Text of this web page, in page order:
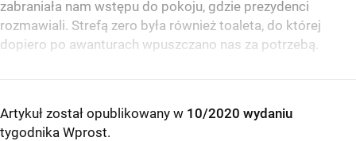
zabraniała nam wstępu do pokoju, gdzie prezydenci
rozmawiali. Strefą zero była również toaleta, do której
dopiero po awanturach wpuszczano nas za potrzebą.
Artykuł został opublikowany w 10/2020 wydaniu
tygodnika Wprost.